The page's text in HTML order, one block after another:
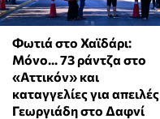
Φωτιά στο Χαϊδάρι:
Μόνο... 73 ράντζα στο
«Αττικόν» και
καταγγελίες για απειλές
Γεωργιάδη στο Δαφνί